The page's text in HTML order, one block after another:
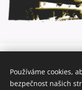
Nádražní 956,
Používáme cookies,
bezpečnost našich